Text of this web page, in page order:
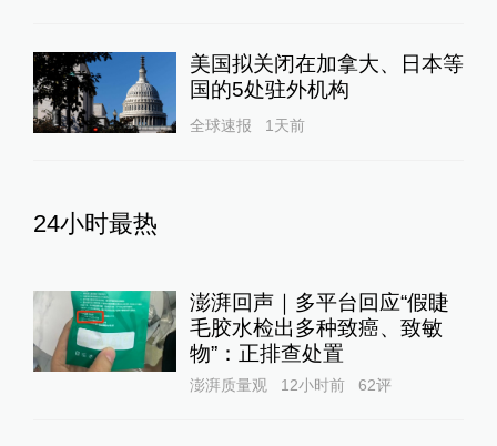
美国拟关闭在加拿大、日本等
国的5处驻外机构
全球速报 1天前
24小时最热
澎湃回声｜多平台回应“假睫
毛胶水检出多种致癌、致敏
物”：正排查处置
澎湃质量观 12小时前 62评